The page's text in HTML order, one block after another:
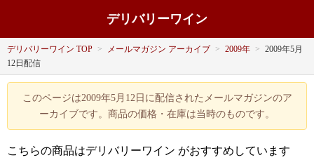
デリバリーワイン
デリバリーワイン TOP > メールマガジン アーカイブ > 2009年 > 2009年5月
12日配信
このページは2009年5月12日に配信されたメールマガジンのア
ーカイブです。商品の価格・在庫は当時のものです。
こちらの商品はデリバリーワイン がおすすめしています